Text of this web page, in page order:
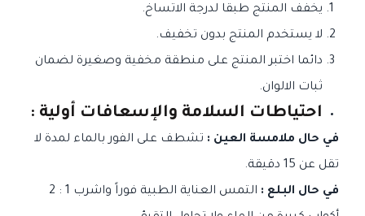
يخفف المنتج طبقا لدرجة الاتساخ.
لا يستخدم المنتج بدون تخفيف.
دائما اختبر المنتج على منطقة مخفية وصغيرة لضمان
ثبات الالوان.
احتياطات السلامة والإسعافات أولية :
في حال ملامسة العين : تشطف على الفور بالماء لمدة لا
تقل عن 15 دقيقة.
في حال البلع :
التمس العناية الطبية فوراً واشرب 1 : 2